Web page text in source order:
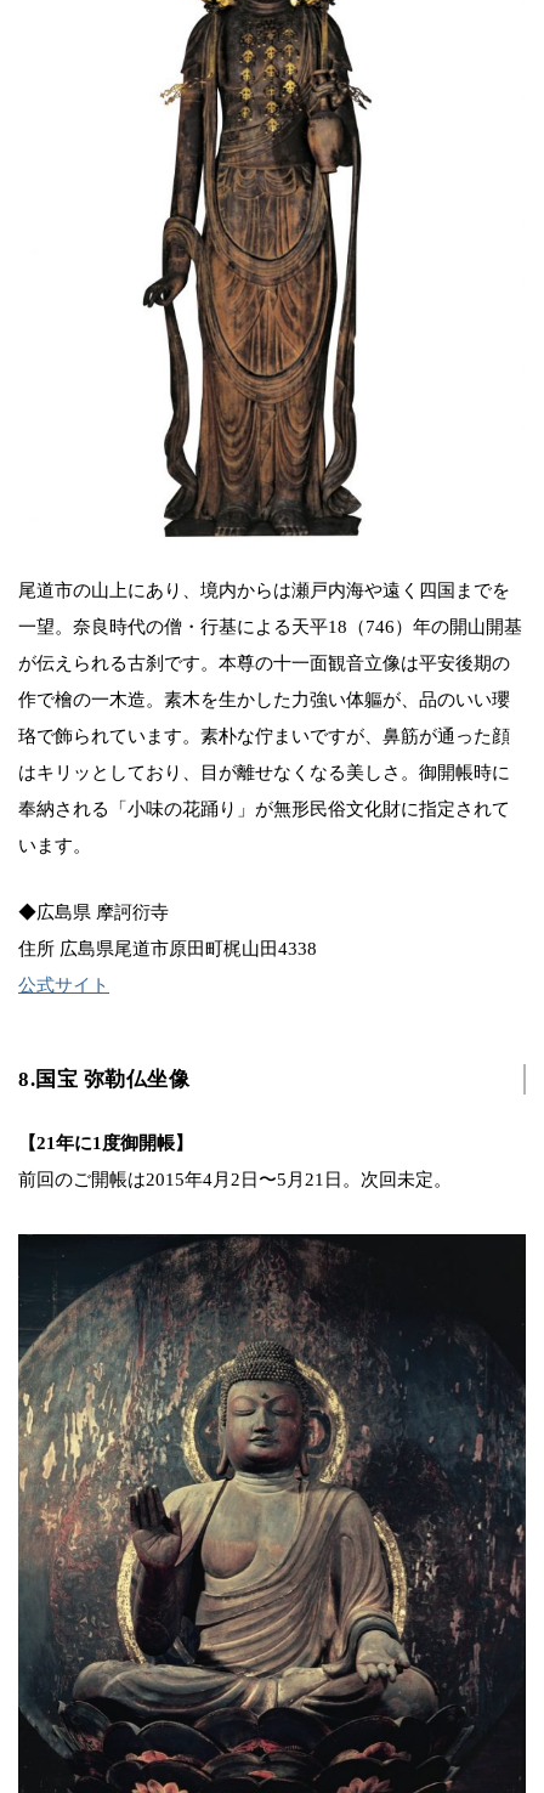
尾道市の山上にあり、境内からは瀬戸内海や遠く四国までを
一望。奈良時代の僧・行基による天平18（746）年の開山開基
が伝えられる古刹です。本尊の十一面観音立像は平安後期の
作で檜の一木造。素木を生かした力強い体軀が、品のいい瓔
珞で飾られています。素朴な佇まいですが、鼻筋が通った顔
はキリッとしており、目が離せなくなる美しさ。御開帳時に
奉納される「小味の花踊り」が無形民俗文化財に指定されて
います。
◆広島県 摩訶衍寺
住所 広島県尾道市原田町梶山田4338
公式サイト
8.国宝 弥勒仏坐像
【21年に1度御開帳】
前回のご開帳は2015年4月2日〜5月21日。次回未定。